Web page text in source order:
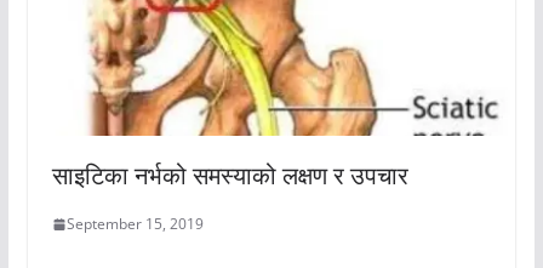
साइटिका नर्भको समस्याको लक्षण र उपचार
September 15, 2019